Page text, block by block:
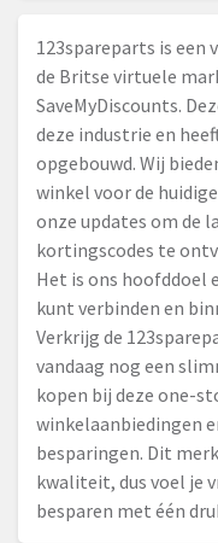
123spareparts is een
de Britse virtuele
SaveMyDiscounts.
deze industrie en
opgebouwd. Wij
winkel voor de
onze updates om de
kortingscodes te
Het is ons hoofddoel
kunt verbinden en
Verkrijg de
vandaag nog een
kopen bij deze one-
winkelaanbiedingen
besparingen. Dit
kwaliteit, dus voel je
besparen met één